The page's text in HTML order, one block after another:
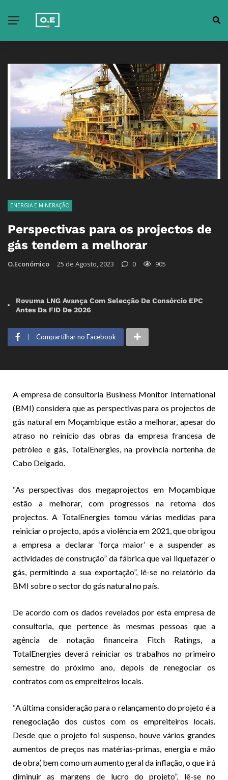
ENERGIA E MINERAÇÃO
Perspectivas para os projectos de
gás tendem a melhorar
O.Económico 25 de Agosto, 2023 0 905
Rovuma LNG Avança Com Selecção De Consórcio EPC
Antes Da FID De 2026
Compartilhar no Facebook
A empresa de consultoria Business Monitor International
(BMI) considera que as perspectivas para os projectos de
gás natural em Moçambique estão a melhorar, apesar do
atraso no reinício das obras da empresa francesa de
petróleo e gás, TotalEnergies, na província nortenha de
Cabo Delgado.
“As perspectivas dos megaprojectos em Moçambique
estão a melhorar, com progressos na retoma dos
projectos. A TotalEnergies tomou várias medidas para
reiniciar o projecto, após a violência em 2021, que obrigou
a empresa a declarar ‘força maior’ e a suspender as
actividades de construção” da fábrica que vai liquefazer o
gás, permitindo a sua exportação”, lê-se no relatório da
BMI sobre o sector do gás natural no país.
De acordo com os dados revelados por esta empresa de
consultoria, que pertence às mesmas pessoas que a
agência de notação financeira Fitch Ratings, a
TotalEnergies deverá reiniciar os trabalhos no primeiro
semestre do próximo ano, depois de renegociar os
contratos com os empreiteiros locais.
“A última consideração para o relançamento do projeto é a
renegociação dos custos com os empreiteiros locais.
Desde que o projeto foi suspenso, houve vários grandes
aumentos de preços nas matérias-primas, energia e mão
de obra’, bem como um aumento geral da inflação, o que irá
diminuir as margens de lucro do projeto”, lê-se no